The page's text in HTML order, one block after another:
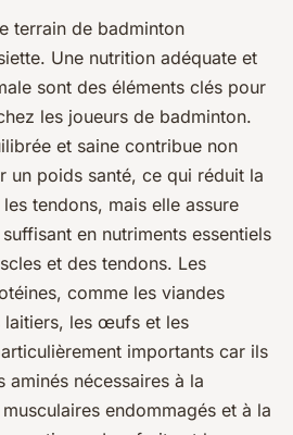
terrain de badminton
Une nutrition adéquate et
sont des éléments clés pour
les joueurs de badminton.
et saine contribue non
un poids santé, ce qui réduit la
tendons, mais elle assure
en nutriments essentiels
et des tendons. Les
comme les viandes
laitiers, les œufs et les
importants car ils
aminés nécessaires à la
endommagés et à la